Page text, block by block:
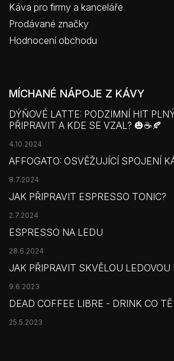
Káva pro firmy a kanceláře
Prodávané značky
Hodnocení obchodu
MÍCHANÉ NÁPOJE Z KÁVY
DÝŇOVÉ LATTE: PODZIMNÍ HIT
PŘIPRAVIT A KDE SE VZAL? 🎃☕🍂
4.10.2024
AFFOGATO: OSVĚŽUJÍCÍ SPOJENÍ
8.7.2024
JAK PŘIPRAVIT ESPRESSO TONIC?
2.7.2024
ESPRESSO NA LEDU
28.6.2024
JAK PŘIPRAVIT SKVĚLOU LEDOVOU
9.6.2023
DEAD COFFEE LIBRE - DRINK CO
25.5.2023